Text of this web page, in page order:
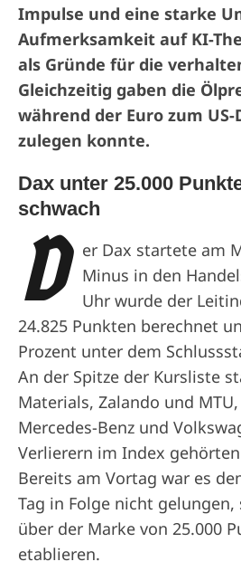
Impulse und eine starke
Aufmerksamkeit auf KI-
als Gründe für die
Gleichzeitig gaben die
während der Euro zum
zulegen konnte.
Dax unter 25.000
schwach
D
er Dax startete am
Minus in den
Uhr wurde der
24.825 Punkten berechnet
Prozent unter dem
An der Spitze der Kursliste
Materials, Zalando und
Mercedes-Benz und
Verlierern im Index
Bereits am Vortag war es
Tag in Folge nicht
über der Marke von 25.000
etablieren.